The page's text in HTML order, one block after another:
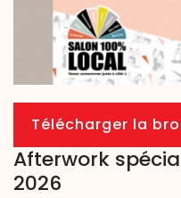
Télécharger la
Afterwork spécial
2026